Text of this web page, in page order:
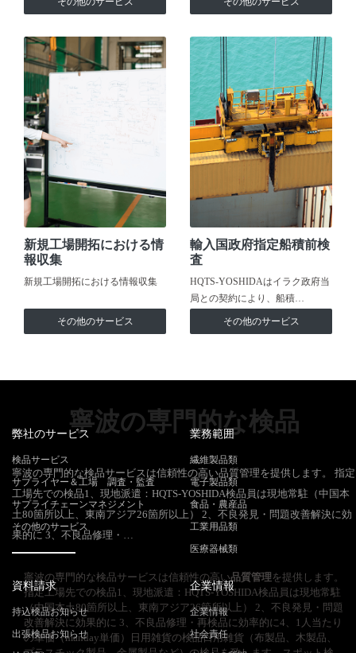
新規工場開拓における情
報収集
新規工場開拓における情報収集
その他のサービス
輸入国政府指定船積前検
査
HQTS-YOSHIDAはイラク政府当
局との契約により、船積…
その他のサービス
寧波の専門的な検品
寧波の専門的な検品サービスは信頼性の高い品質管理を提供します。 指定
工場先での検品1、現地派遣：HQTS-YOSHIDA検品員は現地常駐（中国本
土80箇所以上、東南アジア26箇所以上） 2、不良発見・問題改善解決に効
果的に 3、不良品修理・…
寧波の専門的な検品サービスは信頼性の高い品質管理 を提供します。
指定工場先での検品1、現地派遣：HQTS-YOSHIDA検品員は現地常駐
（中国本土80箇所以上、東南アジア26箇所以上） 2、不良発見・問題
改善解決に効果的に 3、不良品修理・再検品に効率的に4、1人当たり
の単価（manday単価）日用雑貨の検品日用雑貨（布製品、木製品、
弊社のサービス
検品サービス
サプライヤー＆工場 調査・監査
サプライチェーンマネジメント
その他のサービス
業務範囲
繊維製品類
電子製品類
食品・農産品
工業用品類
医療器械類
資料請求
持込検品お知らせ
出張検品お知らせ
企業情報
企業情報
社会責任